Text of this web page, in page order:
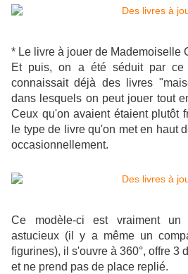
* Le livre à jouer de Mademoiselle
Et puis, on a été séduit par ce
connaissait déjà des livres
dans lesquels on peut jouer tout
Ceux qu'on avaient étaient plutôt
le type de livre qu'on met en haut
occasionnellement.
Ce modèle-ci est vraiment un
astucieux (il y a même un
figurines), il s'ouvre à 360°, offre 3
et ne prend pas de place replié.